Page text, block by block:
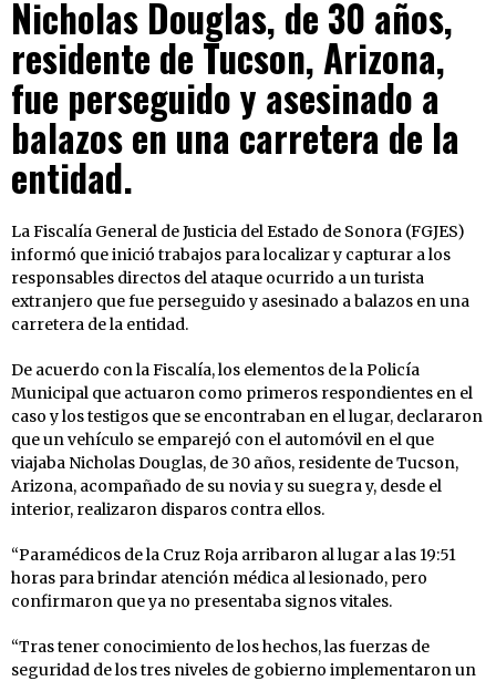
Nicholas Douglas, de 30 años,
residente de Tucson, Arizona,
fue perseguido y asesinado a
balazos en una carretera de la
entidad.
La Fiscalía General de Justicia del Estado de Sonora (FGJES)
informó que inició trabajos para localizar y capturar a los
responsables directos del ataque ocurrido a un turista
extranjero que fue perseguido y asesinado a balazos en una
carretera de la entidad.
De acuerdo con la Fiscalía, los elementos de la Policía
Municipal que actuaron como primeros respondientes en el
caso y los testigos que se encontraban en el lugar, declararon
que un vehículo se emparejó con el automóvil en el que
viajaba Nicholas Douglas, de 30 años, residente de Tucson,
Arizona, acompañado de su novia y su suegra y, desde el
interior, realizaron disparos contra ellos.
“Paramédicos de la Cruz Roja arribaron al lugar a las 19:51
horas para brindar atención médica al lesionado, pero
confirmaron que ya no presentaba signos vitales.
“Tras tener conocimiento de los hechos, las fuerzas de
seguridad de los tres niveles de gobierno implementaron un